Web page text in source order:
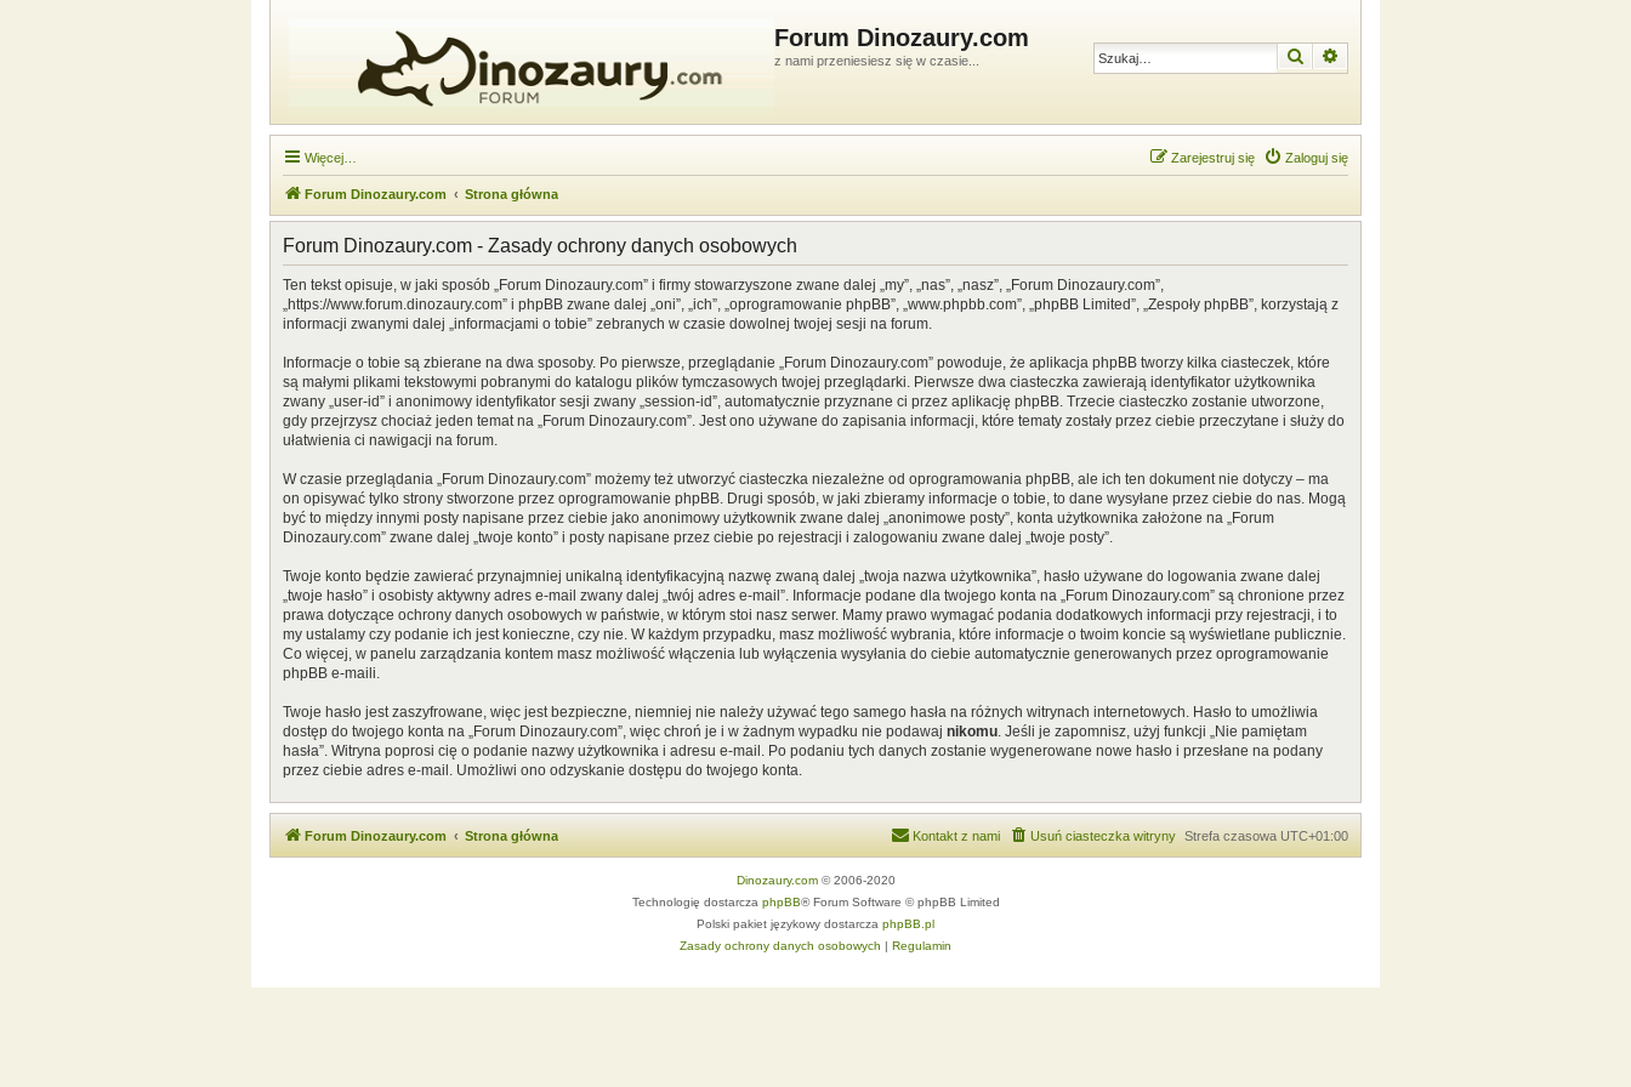
Forum Dinozaury.com
z nami przeniesiesz się w czasie... Szukaj
Więcej… Zaloguj się
Zarejestruj się
Forum Dinozaury.com Strona główna
Forum Dinozaury.com - Zasady ochrony danych osobowych
Ten tekst opisuje, w jaki sposób „Forum Dinozaury.com” i firmy stowarzyszone zwane dalej „my”, „nas”, „nasz”, „Forum Dinozaury.com”,
„https://www.forum.dinozaury.com” i phpBB zwane dalej „oni”, „ich”, „oprogramowanie phpBB”, „www.phpbb.com”, „phpBB Limited”, „Zespoły phpBB”, korzystają z
informacji zwanymi dalej „informacjami o tobie” zebranych w czasie dowolnej twojej sesji na forum.
Informacje o tobie są zbierane na dwa sposoby. Po pierwsze, przeglądanie „Forum Dinozaury.com” powoduje, że aplikacja phpBB tworzy kilka ciasteczek, które
są małymi plikami tekstowymi pobranymi do katalogu plików tymczasowych twojej przeglądarki. Pierwsze dwa ciasteczka zawierają identyfikator użytkownika
zwany „user-id” i anonimowy identyfikator sesji zwany „session-id”, automatycznie przyznane ci przez aplikację phpBB. Trzecie ciasteczko zostanie utworzone,
gdy przejrzysz chociaż jeden temat na „Forum Dinozaury.com”. Jest ono używane do zapisania informacji, które tematy zostały przez ciebie przeczytane i służy do
ułatwienia ci nawigacji na forum.
W czasie przeglądania „Forum Dinozaury.com” możemy też utworzyć ciasteczka niezależne od oprogramowania phpBB, ale ich ten dokument nie dotyczy – ma
on opisywać tylko strony stworzone przez oprogramowanie phpBB. Drugi sposób, w jaki zbieramy informacje o tobie, to dane wysyłane przez ciebie do nas. Mogą
być to między innymi posty napisane przez ciebie jako anonimowy użytkownik zwane dalej „anonimowe posty”, konta użytkownika założone na „Forum
Dinozaury.com” zwane dalej „twoje konto” i posty napisane przez ciebie po rejestracji i zalogowaniu zwane dalej „twoje posty”.
Twoje konto będzie zawierać przynajmniej unikalną identyfikacyjną nazwę zwaną dalej „twoja nazwa użytkownika”, hasło używane do logowania zwane dalej
„twoje hasło” i osobisty aktywny adres e-mail zwany dalej „twój adres e-mail”. Informacje podane dla twojego konta na „Forum Dinozaury.com” są chronione przez
prawa dotyczące ochrony danych osobowych w państwie, w którym stoi nasz serwer. Mamy prawo wymagać podania dodatkowych informacji przy rejestracji, i to
my ustalamy czy podanie ich jest konieczne, czy nie. W każdym przypadku, masz możliwość wybrania, które informacje o twoim koncie są wyświetlane publicznie.
Co więcej, w panelu zarządzania kontem masz możliwość włączenia lub wyłączenia wysyłania do ciebie automatycznie generowanych przez oprogramowanie
phpBB e-maili.
Twoje hasło jest zaszyfrowane, więc jest bezpieczne, niemniej nie należy używać tego samego hasła na różnych witrynach internetowych. Hasło to umożliwia
dostęp do twojego konta na „Forum Dinozaury.com”, więc chroń je i w żadnym wypadku nie podawaj nikomu. Jeśli je zapomnisz, użyj funkcji „Nie pamiętam
hasła”. Witryna poprosi cię o podanie nazwy użytkownika i adresu e-mail. Po podaniu tych danych zostanie wygenerowane nowe hasło i przesłane na podany
przez ciebie adres e-mail. Umożliwi ono odzyskanie dostępu do twojego konta.
Forum Dinozaury.com Strona główna Strefa czasowa UTC+01:00
Usuń ciasteczka witryny
Kontakt z nami
Dinozaury.com© 2006-2020
Technologię dostarcza phpBB® Forum Software © phpBB Limited
Polski pakiet językowy dostarcza phpBB.pl
Zasady ochrony danych osobowych | Regulamin